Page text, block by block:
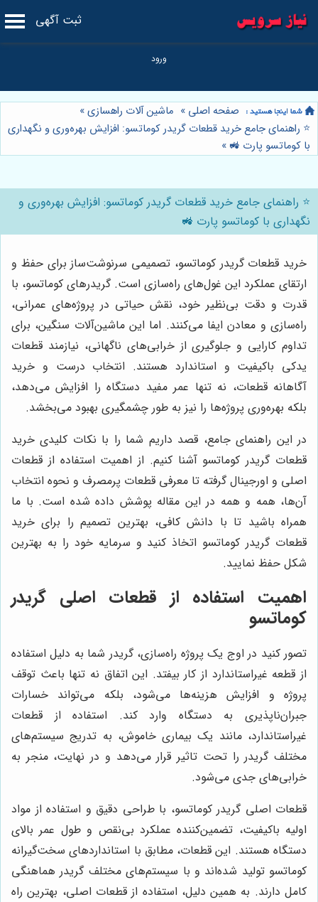
ثبت آگهی
صفحه اصلی » ماشین آلات راهسازی»
⭐️ راهنمای جامع خرید قطعات گریدر کوماتسو: افزایش بهره‌وری و نگهداری
با کوماتسو پارت 🚜 »
⭐️ راهنمای جامع خرید قطعات گریدر کوماتسو: افزایش بهره‌وری و
نگهداری با کوماتسو پارت 🚜
خرید قطعات گریدر کوماتسو، تصمیمی سرنوشت‌ساز برای حفظ و
ارتقای عملکرد این غول‌های راه‌سازی است. گریدرهای کوماتسو، با
قدرت و دقت بی‌نظیر خود، نقش حیاتی در پروژه‌های عمرانی،
راه‌سازی و معادن ایفا می‌کنند. اما این ماشین‌آلات سنگین، برای
تداوم کارایی و جلوگیری از خرابی‌های ناگهانی، نیازمند قطعات
یدکی باکیفیت و استاندارد هستند. انتخاب درست و خرید
آگاهانه قطعات، نه تنها عمر مفید دستگاه را افزایش می‌دهد،
بلکه بهره‌وری پروژه‌ها را نیز به طور چشمگیری بهبود می‌بخشد.
در این راهنمای جامع، قصد داریم شما را با نکات کلیدی خرید
قطعات گریدر کوماتسو آشنا کنیم. از اهمیت استفاده از قطعات
اصلی و اورجینال گرفته تا معرفی قطعات پرمصرف و نحوه انتخاب
آن‌ها، همه و همه در این مقاله پوشش داده شده است. با ما
همراه باشید تا با دانش کافی، بهترین تصمیم را برای خرید
قطعات گریدر کوماتسو اتخاذ کنید و سرمایه خود را به بهترین
شکل حفظ نمایید.
اهمیت استفاده از قطعات اصلی گریدر
کوماتسو
تصور کنید در اوج یک پروژه راه‌سازی، گریدر شما به دلیل استفاده
از قطعه غیراستاندارد از کار بیفتد. این اتفاق نه تنها باعث توقف
پروژه و افزایش هزینه‌ها می‌شود، بلکه می‌تواند خسارات
جبران‌ناپذیری به دستگاه وارد کند. استفاده از قطعات
غیراستاندارد، مانند یک بیماری خاموش، به تدریج سیستم‌های
مختلف گریدر را تحت تاثیر قرار می‌دهد و در نهایت، منجر به
خرابی‌های جدی می‌شود.
قطعات اصلی گریدر کوماتسو، با طراحی دقیق و استفاده از مواد
اولیه باکیفیت، تضمین‌کننده عملکرد بی‌نقص و طول عمر بالای
دستگاه هستند. این قطعات، مطابق با استانداردهای سخت‌گیرانه
کوماتسو تولید شده‌اند و با سیستم‌های مختلف گریدر هماهنگی
کامل دارند. به همین دلیل، استفاده از قطعات اصلی، بهترین راه